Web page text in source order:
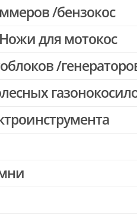
/бензокос
для мотокос
/
и отбойных молотков